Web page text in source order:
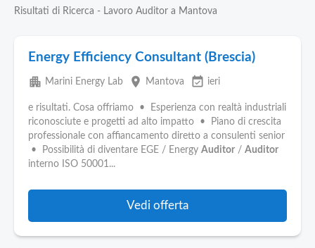
Elenco
Pubblica
Offerte
Aziende
Risultati di Ricerca - Lavoro Auditor a Mantova
Energy Efficiency Consultant (Brescia)
apartment Marini Energy Lab place Mantova event_available ieri
e risultati. Cosa offriamo • Esperienza con realtà industriali
riconosciute e progetti ad alto impatto • Piano di crescita
professionale con affiancamento diretto a consulenti senior
• Possibilità di diventare EGE / Energy Auditor / Auditor
interno ISO 50001...
Vedi offerta